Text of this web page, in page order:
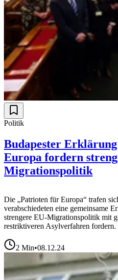
Politik
Budapester
Europa fordern
Migrationspolitik
Die „Patrioten für Europa“ trafen
verabschiedeten eine gemeinsame
strengere EU-Migrationspolitik mit
restriktiveren Asylverfahren fordern.
2 Min•08.12.24